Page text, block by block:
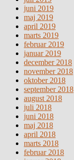
juni 2019
maj 2019
april 2019
marts 2019
februar 2019
januar 2019
december 2018
november 2018
oktober 2018
september 2018
august 2018
juli 2018
juni 2018
maj 2018
april 2018
marts 2018
februar 2018